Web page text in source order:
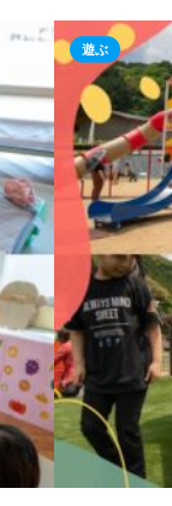
遊ぶ